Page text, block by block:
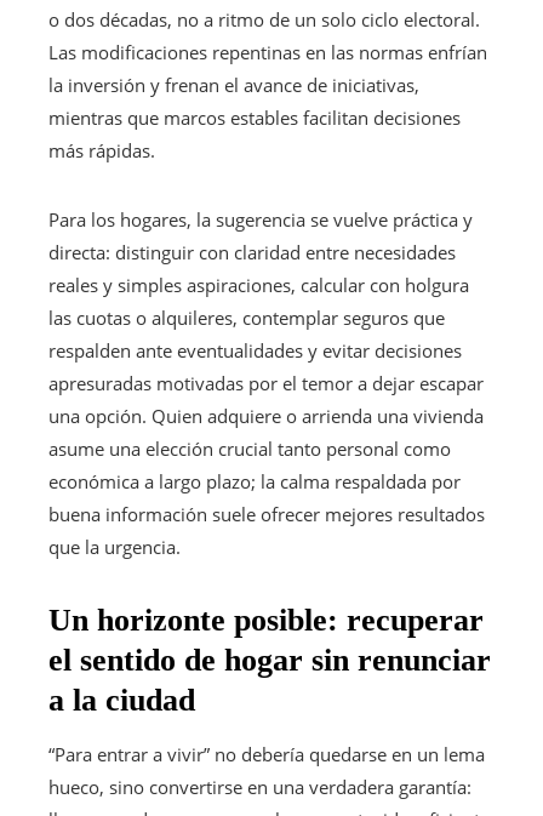
o dos décadas, no a ritmo de un solo ciclo electoral.
Las modificaciones repentinas en las normas enfrían
la inversión y frenan el avance de iniciativas,
mientras que marcos estables facilitan decisiones
más rápidas.
Para los hogares, la sugerencia se vuelve práctica y
directa: distinguir con claridad entre necesidades
reales y simples aspiraciones, calcular con holgura
las cuotas o alquileres, contemplar seguros que
respalden ante eventualidades y evitar decisiones
apresuradas motivadas por el temor a dejar escapar
una opción. Quien adquiere o arrienda una vivienda
asume una elección crucial tanto personal como
económica a largo plazo; la calma respaldada por
buena información suele ofrecer mejores resultados
que la urgencia.
Un horizonte posible: recuperar
el sentido de hogar sin renunciar
a la ciudad
“Para entrar a vivir” no debería quedarse en un lema
hueco, sino convertirse en una verdadera garantía: